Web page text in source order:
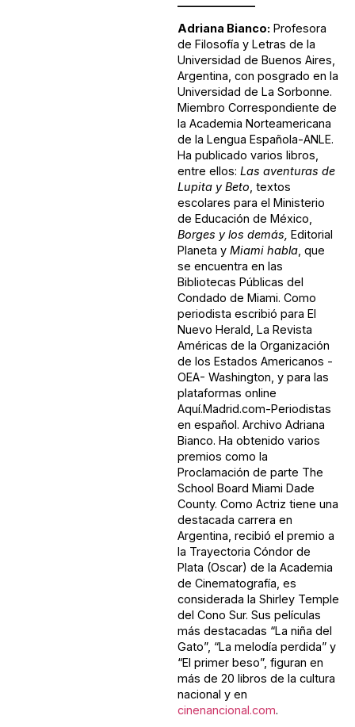
Adriana Bianco: Profesora
de Filosofía y Letras de la
Universidad de Buenos Aires,
Argentina, con posgrado en la
Universidad de La Sorbonne.
Miembro Correspondiente de
la Academia Norteamericana
de la Lengua Española-ANLE.
Ha publicado varios libros,
entre ellos: Las aventuras de
Lupita y Beto , textos
escolares para el Ministerio
de Educación de México,
Borges y los demás, Editorial
Planeta y Miami habla , que
se encuentra en las
Bibliotecas Públicas del
Condado de Miami. Como
periodista escribió para El
Nuevo Herald, La Revista
Américas de la Organización
de los Estados Americanos -
OEA- Washington, y para las
plataformas online
Aquí.Madrid.com-Periodistas
en español. Archivo Adriana
Bianco. Ha obtenido varios
premios como la
Proclamación de parte The
School Board Miami Dade
County. Como Actriz tiene una
destacada carrera en
Argentina, recibió el premio a
la Trayectoria Cóndor de
Plata (Oscar) de la Academia
de Cinematografía, es
considerada la Shirley Temple
del Cono Sur. Sus películas
más destacadas “La niña del
Gato”, “La melodía perdida” y
“El primer beso”, figuran en
más de 20 libros de la cultura
nacional y en
cinenancional.com.